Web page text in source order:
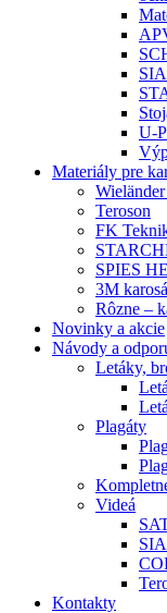
U-
Materiály pre
Teroson
FK
SPIES
3M
Rôzne –
Novinky a akcie
Návody a
Letáky,
Plagáty
Videá
Kontakty